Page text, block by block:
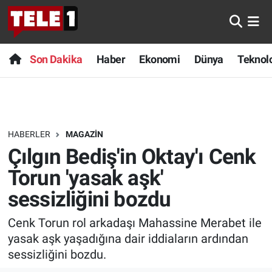
Son Dakika Haber Ekonomi Dünya
HABERLER MAGAZIN
Çılgın Bediş'in Oktay'ı Cenk
Torun 'yasak aşk'
sessizliğini bozdu
Cenk Torun rol arkadaşı Mahassine Merabet ile
yasak aşk yaşadığına dair iddiaların ardından
sessizliğini bozdu.
Anında Manşet
Başka Sohbetler
Bilim turu
Bilim ve Teknoloji Evreni
Doğa Konuşuyor
Dünya
Ege Saati
Son Dakika
Haber
Dünya
Teknoloji
Sağlık
Spor
Yayın Akışı
Nöbetçi Eczaneler
Hava Durumu
Trafik Durumu
Süper Lig Puan Durumu ve Fikstür
Tüm Manşetler
Son Dakika Haberleri
Haber Arşivi